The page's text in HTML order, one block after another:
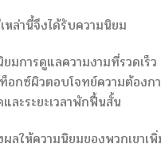
หล่านี้จึงได้รับความนิยม
มการดูแลความงามที่รวดเร็
อกซ์ผิวตอบโจทย์ความต้องก
ละระยะเวลาพักฟื้นสั้น
ลให้ความนิยมของพวกเขาเ